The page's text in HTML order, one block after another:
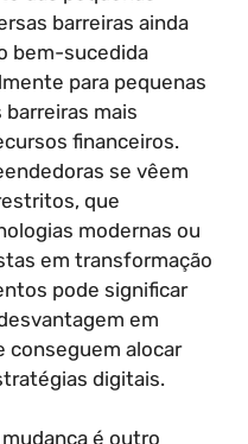
barreiras ainda
bem-sucedida
para pequenas
mais
financeiros.
se vêem
que
modernas ou
em transformação
pode significar
em
conseguem alocar
digitais.
é outro